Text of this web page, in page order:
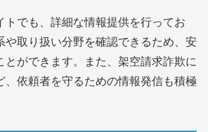
トでも、詳細な情報提供を行ってお
や取り扱い分野を確認できるため、安
とができます。また、架空請求詐欺に
、依頼者を守るための情報発信も積極